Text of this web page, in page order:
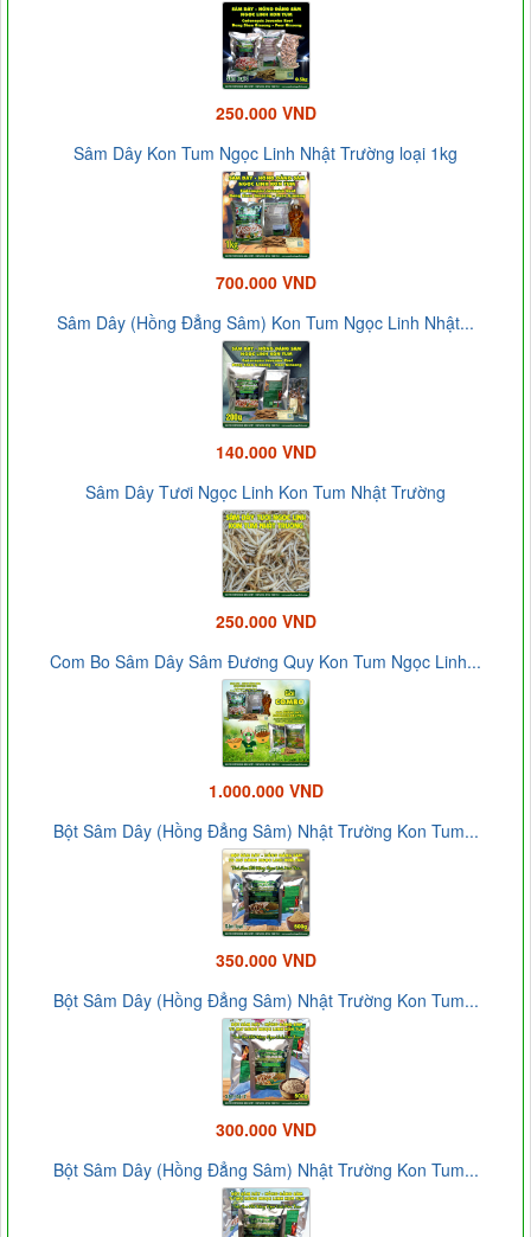
250.000 VND
Sâm Dây Kon Tum Ngọc Linh Nhật Trường loại 1kg
700.000 VND
Sâm Dây (Hồng Đẳng Sâm) Kon Tum Ngọc Linh Nhật...
140.000 VND
Sâm Dây Tươi Ngọc Linh Kon Tum Nhật Trường
250.000 VND
Com Bo Sâm Dây Sâm Đương Quy Kon Tum Ngọc Linh...
1.000.000 VND
Bột Sâm Dây (Hồng Đẳng Sâm) Nhật Trường Kon Tum...
350.000 VND
Bột Sâm Dây (Hồng Đẳng Sâm) Nhật Trường Kon Tum...
300.000 VND
Bột Sâm Dây (Hồng Đẳng Sâm) Nhật Trường Kon Tum...